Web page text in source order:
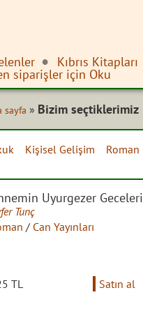
Kıbrıs Kitapları
siparişler için Oku
sayfa » Bizim seçtiklerimiz
Kişisel Gelişim Roman
Uyurgezer Geceleri
Tunç
/ Can Yayınları
TL Satın al